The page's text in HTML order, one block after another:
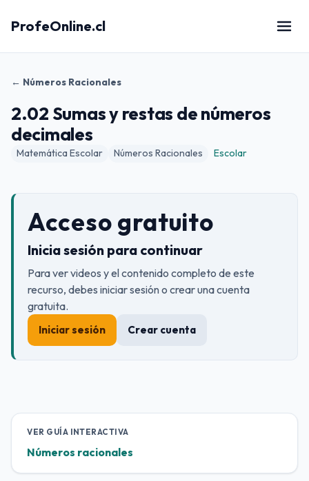
ProfeOnline.cl
← Números Racionales
2.02 Sumas y restas de números
decimales
Matemática Escolar Números Racionales Escolar
Acceso gratuito
Inicia sesión para continuar
Para ver videos y el contenido completo de este
recurso, debes iniciar sesión o crear una cuenta
gratuita.
Iniciar sesión Crear cuenta
VER GUÍA INTERACTIVA
Números racionales